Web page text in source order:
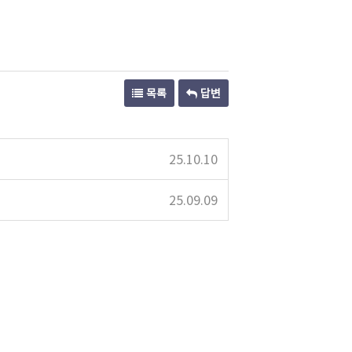
목록 답변
25.10.10
25.09.09